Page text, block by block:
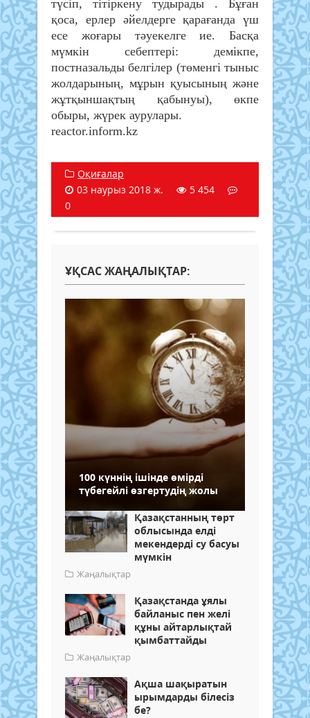
түсіп, тітіркену тудырады . Бұған
қоса, ерлер әйелдерге қарағанда үш
есе жоғары тәуекелге ие. Басқа
мүмкін себептері: демікпе,
постназальды белгілер (төменгі тыныс
жолдарының, мұрын қуысының және
жұтқыншақтың қабынуы), өкпе
обыры, жүрек аурулары.
reactor.inform.kz
Оқиғалар
03 наурыз 2018 ж.
5 454
0
ҰҚСАС ЖАҢАЛЫҚТАР:
100 күннің ішінде өмірді
түбегейлі өзгертудің жолы
Қазақстанның төрт
облысында елді
мекендерді су басуы
мүмкін
Жаңалықтар
Қазақстанда ұялы
байланыс пен желі
құны айтарлықтай
қымбаттайды
Жаңалықтар
Ақша шақыратын
ырымдарды білесіз
бе?